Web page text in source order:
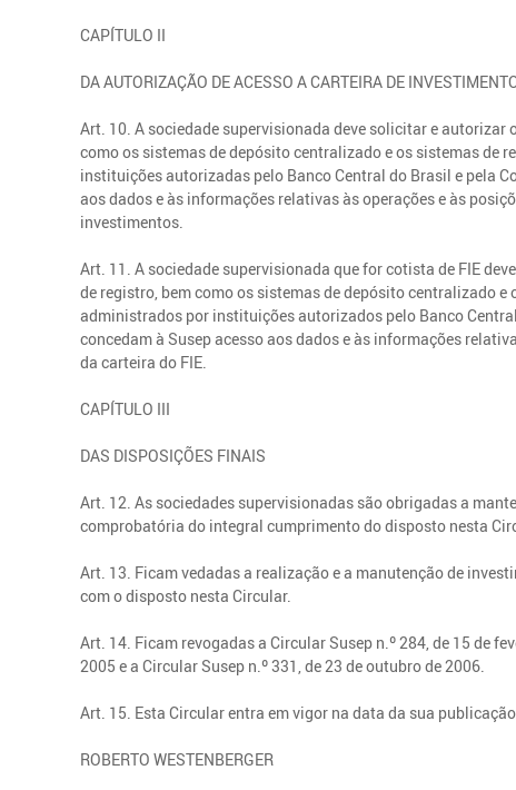
CAPÍTULO II
DA AUTORIZAÇÃO DE ACESSO A CARTEIRA DE
Art. 10. A sociedade supervisionada deve solicitar e
como os sistemas de depósito centralizado e os sistemas
instituições autorizadas pelo Banco Central do Brasil e pela
aos dados e às informações relativas às operações e às
investimentos.
Art. 11. A sociedade supervisionada que for cotista de FIE
de registro, bem como os sistemas de depósito centralizado
administrados por instituições autorizados pelo Banco
concedam à Susep acesso aos dados e às informações
da carteira do FIE.
CAPÍTULO III
DAS DISPOSIÇÕES FINAIS
Art. 12. As sociedades supervisionadas são obrigadas a
comprobatória do integral cumprimento do disposto nesta
Art. 13. Ficam vedadas a realização e a manutenção de
com o disposto nesta Circular.
Art. 14. Ficam revogadas a Circular Susep n.º 284, de 15 de
2005 e a Circular Susep n.º 331, de 23 de outubro de 2006.
Art. 15. Esta Circular entra em vigor na data da sua publicação.
ROBERTO WESTENBERGER